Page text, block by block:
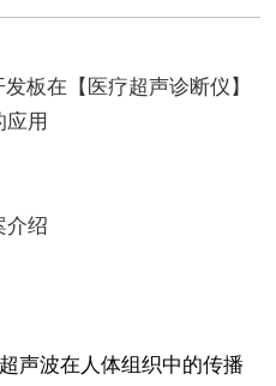
板在【医疗超声诊断仪】
应用
介绍
声波在人体组织中的传播